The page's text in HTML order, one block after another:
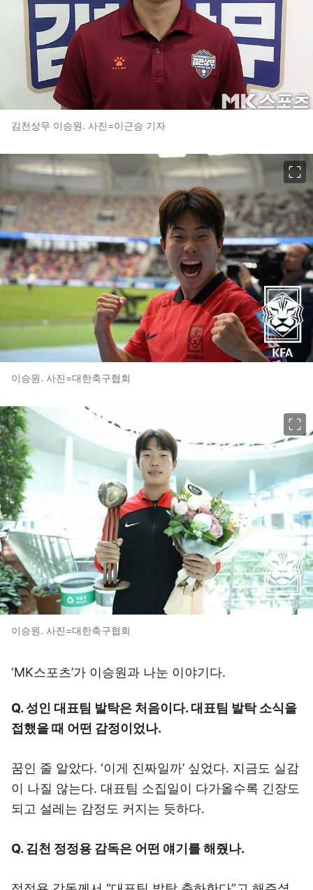
김천상무 이승원. 사진=이근승 기자
이승원. 사진=대한축구협회
이승원. 사진=대한축구협회
‘MK스포츠’가 이승원과 나눈 이야기다.
Q. 성인 대표팀 발탁은 처음이다. 대표팀 발탁 소식을
접했을 때 어떤 감정이었나.
꿈인 줄 알았다. ‘이게 진짜일까’ 싶었다. 지금도 실감
이 나질 않는다. 대표팀 소집일이 다가올수록 긴장도
되고 설레는 감정도 커지는 듯하다.
Q. 김천 정정용 감독은 어떤 얘기를 해줬나.